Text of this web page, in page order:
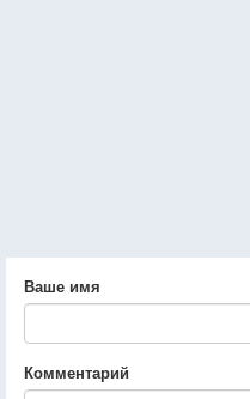
Ваше имя
Комментарий